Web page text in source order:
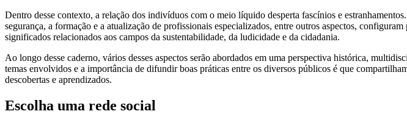
Dentro desse contexto, a relação dos indivíduos com o meio líquido desperta fascínios e
segurança, a formação e a atualização de profissionais especializados, entre outros aspectos,
significados relacionados aos campos da sustentabilidade, da ludicidade e da cidadania.
Ao longo desse caderno, vários desses aspectos serão abordados em uma perspectiva histórica,
temas envolvidos e a importância de difundir boas práticas entre os diversos públicos é que
descobertas e aprendizados.
Escolha uma rede social